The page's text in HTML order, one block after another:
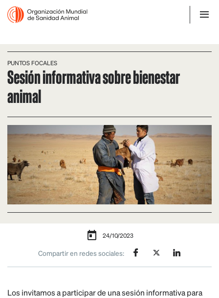
PUNTOS FOCALES
Sesión informativa sobre bienestar
animal
24/10/2023
Compartir en redes sociales:
Los invitamos a participar de una sesión informativa para